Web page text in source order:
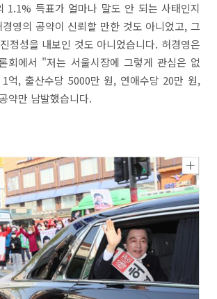
1.1% 득표가 얼마나 말도 안 되는 사태인지
영의 공약이 신뢰할 만한 것도 아니었고, 그
정성을 내보인 것도 아니었습니다. 허경영은
회에서 "저는 서울시장에 그렇게 관심은 없
억, 출산수당 5000만 원, 연애수당 20만 원,
약만 남발했습니다.